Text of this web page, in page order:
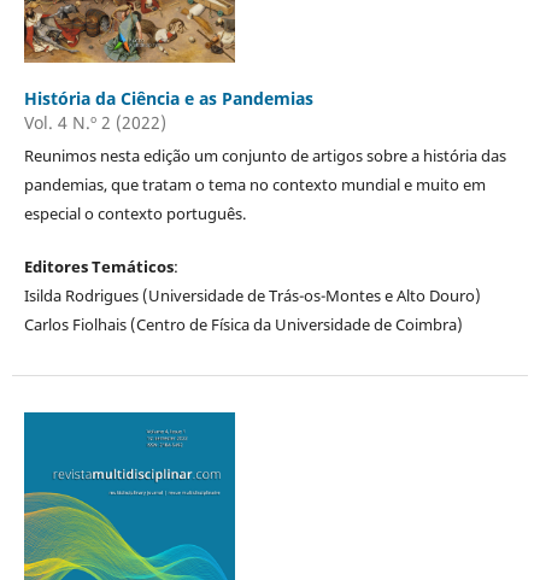
História da Ciência e as Pandemias
Vol. 4 N.º 2 (2022)
Reunimos nesta edição um conjunto de artigos sobre a história das
pandemias, que tratam o tema no contexto mundial e muito em
especial o contexto português.
Editores Temáticos:
Isilda Rodrigues (Universidade de Trás-os-Montes e Alto Douro)
Carlos Fiolhais (Centro de Física da Universidade de Coimbra)